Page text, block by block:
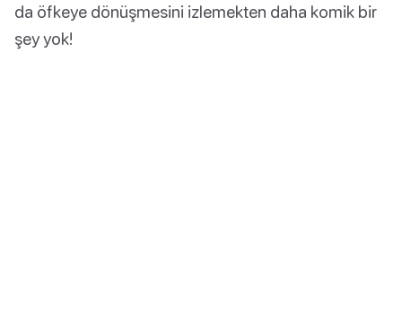
da öfkeye dönüşmesini izlemekten daha komik bir
şey yok!